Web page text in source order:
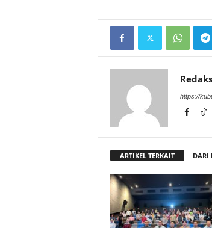
https://
ARTIKEL TERKAIT DARI